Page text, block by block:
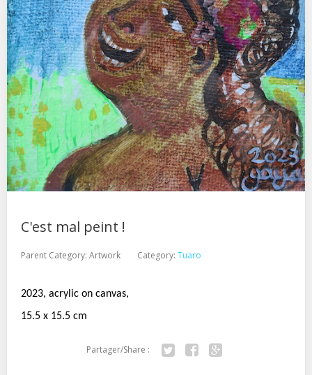
C'est mal peint !
Parent Category: Artwork Category: Tuaro
2023, acrylic on canvas,
15.5 x 15.5 cm
Partager/Share :